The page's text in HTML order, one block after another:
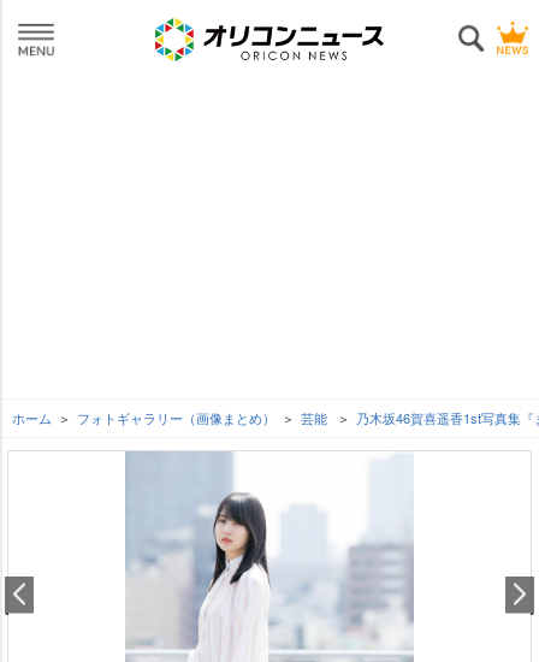
ホーム フォトギャラリー（画像まとめ） 芸能 乃木坂46賀喜遥香1st写真集